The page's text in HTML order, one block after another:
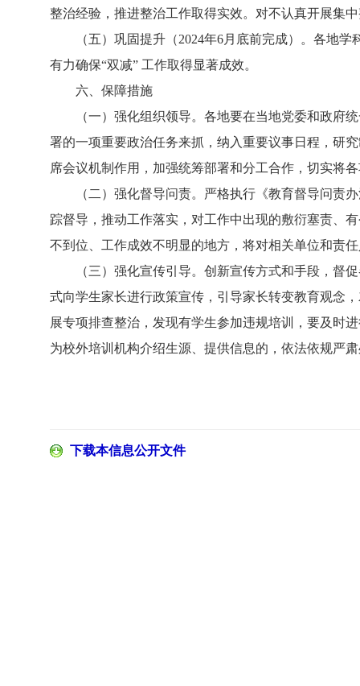
整治经验，推进整治工作取得实效。对不认真开展集
（五）巩固提升（2024年6月底前完成）。各地学
有力确保“双减” 工作取得显著成效。
六、保障措施
（一）强化组织领导。各地要在当地党委和政府统
署的一项重要政治任务来抓，纳入重要议事日程，研
席会议机制作用，加强统筹部署和分工合作，切实将
（二）强化督导问责。严格执行《教育督导问责办
踪督导，推动工作落实，对工作中出现的敷衍塞责、
不到位、工作成效不明显的地方，将对相关单位和责
（三）强化宣传引导。创新宣传方式和手段，督促
式向学生家长进行政策宣传，引导家长转变教育观念
展专项排查整治，发现有学生参加违规培训，要及时
为校外培训机构介绍生源、提供信息的，依法依规严
下载本信息公开文件